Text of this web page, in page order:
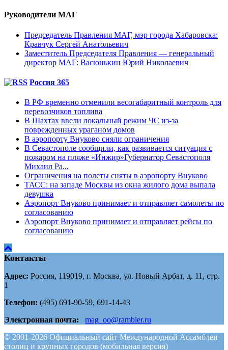
Руководители МАГ
Председатель Правления МАГ, мэр города Хабаровска:
Кравчук Сергей Анатольевич
Заместитель Председателя Правления — генеральный
директор МАГ: Васюнькин Юрий Николаевич
Россия 365
В РФ временно отменили весогабаритный контроль для
перевозчиков топлива
В Шахтах ввели локальный режим ЧС из-за
поврежденных ураганом домов
В аэропорту Внуково сняли ограничения
В Севастополе сообщили, как развивается ситуация с
пожаром на пляже «Инжир»Губернатор Севастополя
Михаил Ра...
Ограничения на полеты сняты в аэропорту Внуково
ТАСС: на западе Москвы из окна жилого дома выпала
девушка
Аэропорт Внуково принимает и отправляет самолеты по
согласованию
Аэропорт Внуково принимает и отправляет рейсы по
согласованию
Контакты
Адрес: Россия, 119019, г. Москва, ул. Новый Арбат, д. 11, стр.
1
Телефон: (495) 691-90-59, 691-14-43
Электронная почта:
mag_oo@rambler.ru
© 2001-2026 Официальный сайт Международной Ассамблеи
столиц и крупных городов (мобильная версия)